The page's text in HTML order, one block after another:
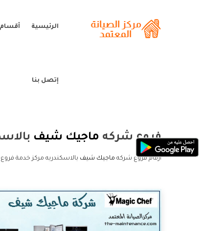
الرئيسية
إتصل بنا
فروع شركه ماجيك شيف
ارقام فروع شركه ماجيك شيف بالاسكندريه مركز خدمة